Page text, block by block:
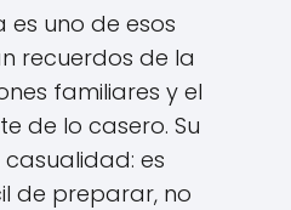
es uno de esos
recuerdos de la
familiares y el
de lo casero. Su
es
de preparar, no